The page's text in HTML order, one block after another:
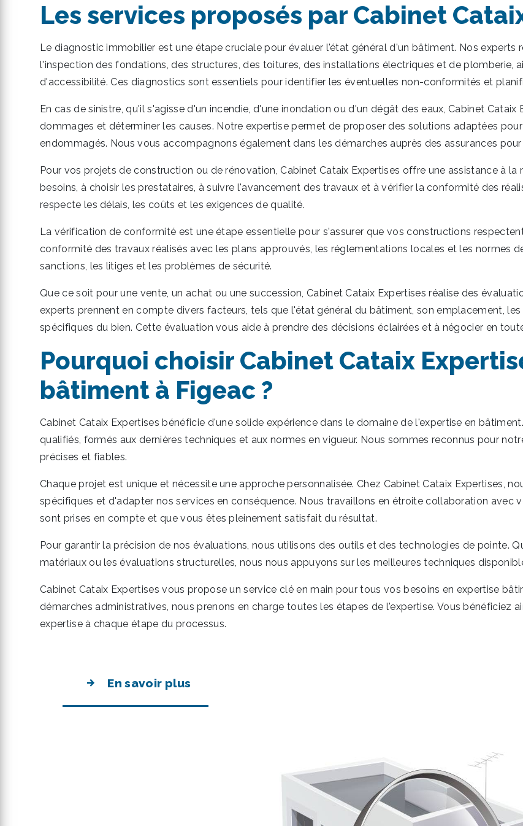
Les services proposés par Cabinet
Le diagnostic immobilier est une étape cruciale pour évaluer l'état général d'un bâtiment. Nos
l'inspection des fondations, des structures, des toitures, des installations électriques et de plomberie,
d'accessibilité. Ces diagnostics sont essentiels pour identifier les éventuelles non-conformités et
En cas de sinistre, qu'il s'agisse d'un incendie, d'une inondation ou d'un dégât des eaux, Cabinet
dommages et déterminer les causes. Notre expertise permet de proposer des solutions adaptées
endommagés. Nous vous accompagnons également dans les démarches auprès des assurances
Pour vos projets de construction ou de rénovation, Cabinet Cataix Expertises offre une assistance à
besoins, à choisir les prestataires, à suivre l'avancement des travaux et à vérifier la conformité des
respecte les délais, les coûts et les exigences de qualité.
La vérification de conformité est une étape essentielle pour s'assurer que vos constructions
conformité des travaux réalisés avec les plans approuvés, les réglementations locales et les normes
sanctions, les litiges et les problèmes de sécurité.
Que ce soit pour une vente, un achat ou une succession, Cabinet Cataix Expertises réalise des
experts prennent en compte divers facteurs, tels que l'état général du bâtiment, son emplacement,
spécifiques du bien. Cette évaluation vous aide à prendre des décisions éclairées et à négocier en
Pourquoi choisir Cabinet Cataix
bâtiment à Figeac ?
Cabinet Cataix Expertises bénéficie d'une solide expérience dans le domaine de l'expertise en
qualifiés, formés aux dernières techniques et aux normes en vigueur. Nous sommes reconnus pour
précises et fiables.
Chaque projet est unique et nécessite une approche personnalisée. Chez Cabinet Cataix Expertises,
spécifiques et d'adapter nos services en conséquence. Nous travaillons en étroite collaboration avec
sont prises en compte et que vous êtes pleinement satisfait du résultat.
Pour garantir la précision de nos évaluations, nous utilisons des outils et des technologies de pointe.
matériaux ou les évaluations structurelles, nous nous appuyons sur les meilleures techniques
Cabinet Cataix Expertises vous propose un service clé en main pour tous vos besoins en expertise
démarches administratives, nous prenons en charge toutes les étapes de l'expertise. Vous
expertise à chaque étape du processus.
En savoir plus